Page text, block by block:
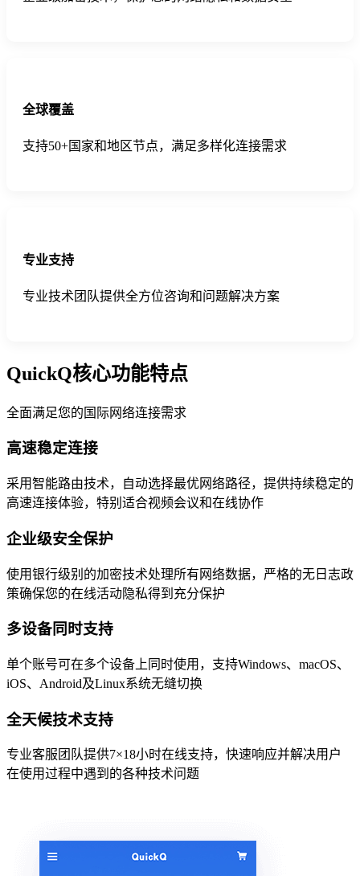
全球覆盖
支持50+国家和地区节点，满足多样化连接需求
专业支持
专业技术团队提供全方位咨询和问题解决方案
QuickQ核心功能特点
全面满足您的国际网络连接需求
高速稳定连接
采用智能路由技术，自动选择最优网络路径，提供持续稳定的
高速连接体验，特别适合视频会议和在线协作
企业级安全保护
使用银行级别的加密技术处理所有网络数据，严格的无日志政
策确保您的在线活动隐私得到充分保护
多设备同时支持
单个账号可在多个设备上同时使用，支持Windows、macOS、
iOS、Android及Linux系统无缝切换
全天候技术支持
专业客服团队提供7×18小时在线支持，快速响应并解决用户
在使用过程中遇到的各种技术问题